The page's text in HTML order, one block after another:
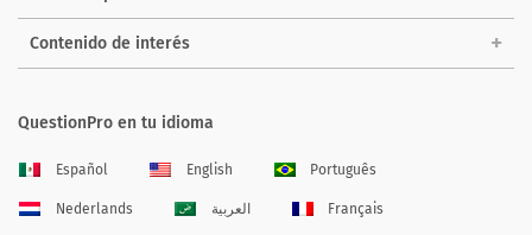
Contenido de interés
QuestionPro en tu idioma
Español English Português
Nederlands العربية Français